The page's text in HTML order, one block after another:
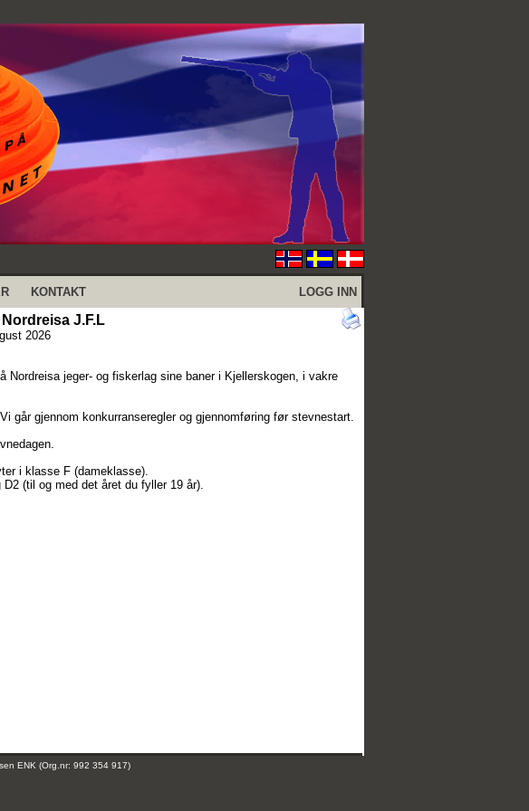
KONTAKT LOGG INN
J.F.L
2026
Nordreisa jeger- og fiskerlag sine baner i Kjellerskogen, i vakre
går gjennom konkurranseregler og gjennomføring før stevnestart.
i klasse F (dameklasse).
(til og med det året du fyller 19 år).
ENK (Org.nr: 992 354 917)